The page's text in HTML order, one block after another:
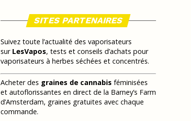
SITES PARTENAIRES
Suivez toute l’actualité des vaporisateurs
sur LesVapos, tests et conseils d’achats pour
vaporisateurs à herbes séchées et concentrés.
Acheter des graines de cannabis féminisées
et autoflorissantes en direct de la Barney’s Farm
d’Amsterdam, graines gratuites avec chaque
commande.